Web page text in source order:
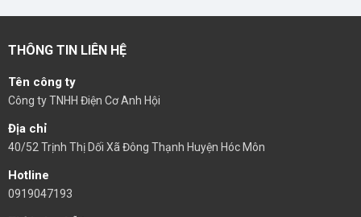
THÔNG TIN LIÊN HỆ
Tên công ty
Công ty TNHH Điện Cơ Anh Hội
Địa chỉ
40/52 Trịnh Thị Dối Xã Đông Thạnh Huyện Hóc Môn
Hotline
0919047193